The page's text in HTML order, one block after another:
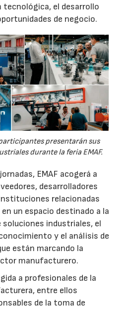
tecnológica, el desarrollo
de negocio.
presentarán sus
durante la feria EMAF.
EMAF acogerá a
desarrolladores
relacionadas
un espacio destinado a la
soluciones industriales, el
y el análisis de
están marcando la
manufacturero.
a profesionales de la
entre ellos
de la toma de